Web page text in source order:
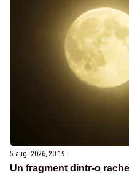
5 aug. 2026, 20:19
Un fragment dintr-o